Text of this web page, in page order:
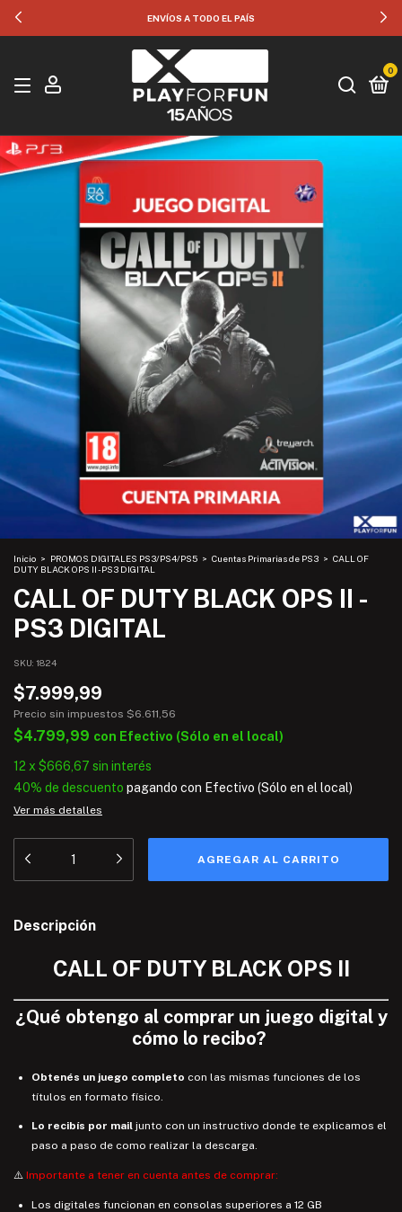
ENVÍOS A TODO EL PAÍS
0
Inicio > PROMOS DIGITALES PS3/PS4/PS5 > Cuentas Primarias de PS3 > CALL OF
DUTY BLACK OPS II - PS3 DIGITAL
CALL OF DUTY BLACK OPS II -
PS3 DIGITAL
SKU: 1824
$7.999,99
Precio sin impuestos $6.611,56
$4.799,99 con Efectivo (Sólo en el local)
12 x $666,67 sin interés
40% de descuento pagando con Efectivo (Sólo en el local)
Ver más detalles
Descripción
CALL OF DUTY BLACK OPS II
¿Qué obtengo al comprar un juego digital y
cómo lo recibo?
Obtenés un juego completo con las mismas funciones de los
títulos en formato físico.
Lo recibís por mail junto con un instructivo donde te explicamos el
paso a paso de como realizar la descarga.
⚠️ Importante a tener en cuenta antes de comprar:
Los digitales funcionan en consolas superiores a 12 GB